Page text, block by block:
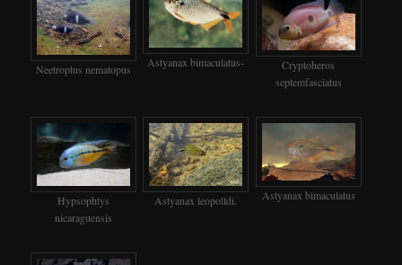
Neetroplus nematopus Astyanax bimaculatus-
Cryptoheros
septemfasciatus
Hypsophtys
nicaraguensis
Astyanax leopolldi. Astyanax bimaculatus